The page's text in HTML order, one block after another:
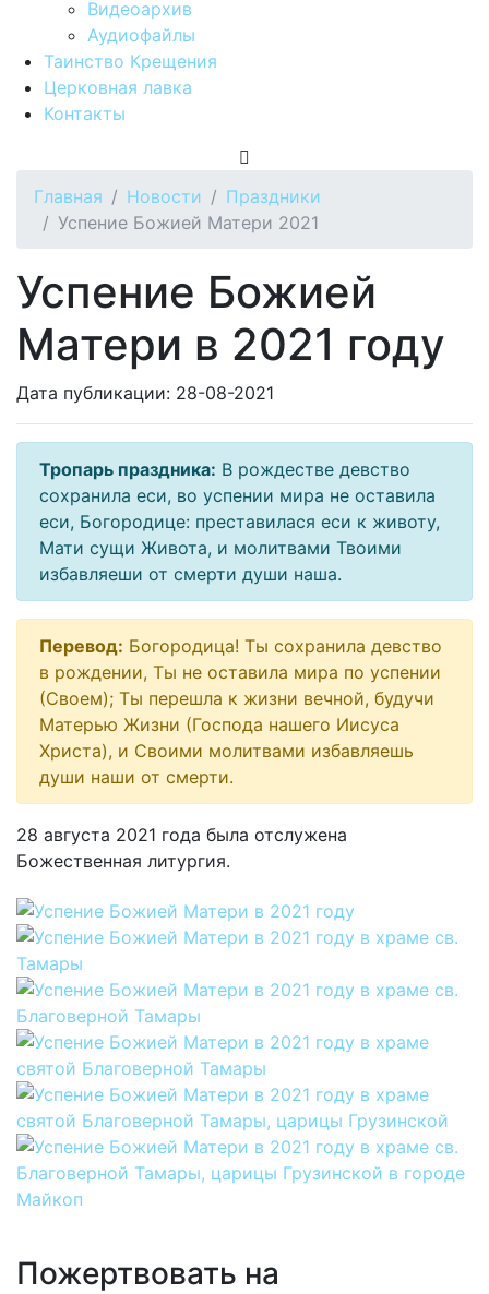
Видеоархив
Аудиофайлы
Таинство Крещения
Церковная лавка
Контакты
Главная Новости
Праздники
Успение Божией Матери 2021
Успение Божией
Матери в 2021 году
Дата публикации: 28-08-2021
Тропарь праздника: В рождестве девство
сохранила еси, во успении мира не оставила
еси, Богородице: преставилася еси к животу,
Мати сущи Живота, и молитвами Твоими
избавляеши от смерти души наша.
Перевод: Богородица! Ты сохранила девство
в рождении, Ты не оставила мира по успении
(Своем); Ты перешла к жизни вечной, будучи
Матерью Жизни (Господа нашего Иисуса
Христа), и Своими молитвами избавляешь
души наши от смерти.
28 августа 2021 года была отслужена
Божественная литургия.
Пожертвовать на